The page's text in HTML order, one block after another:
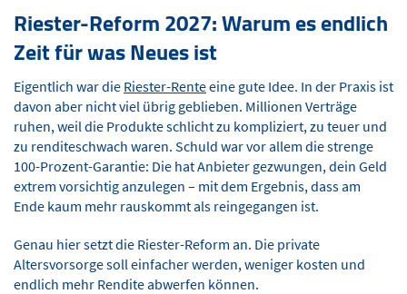
Riester-Reform 2027: Warum es endlich
Zeit für was Neues ist
Eigentlich war die Riester-Renteeine gute Idee. In der Praxis ist
davon aber nicht viel übrig geblieben. Millionen Verträge
ruhen, weil die Produkte schlicht zu kompliziert, zu teuer und
zu renditeschwach waren. Schuld war vor allem die strenge
100-Prozent-Garantie: Die hat Anbieter gezwungen, dein Geld
extrem vorsichtig anzulegen – mit dem Ergebnis, dass am
Ende kaum mehr rauskommt als reingegangen ist.
Genau hier setzt die Riester-Reform an. Die private
Altersvorsorge soll einfacher werden, weniger kosten und
endlich mehr Rendite abwerfen können.